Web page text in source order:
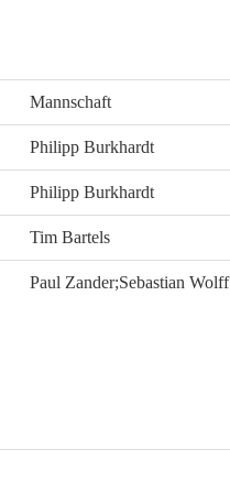
Mannschaft
Philipp Burkhardt
Philipp Burkhardt
Tim Bartels
Paul Zander;Sebastian Wolff